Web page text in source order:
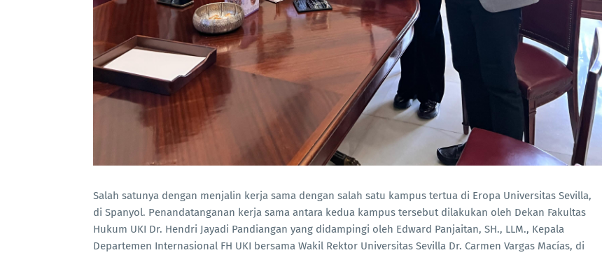
Salah satunya dengan menjalin kerja sama dengan salah satu kampus tertua di Eropa Universitas Sevilla,
di Spanyol. Penandatanganan kerja sama antara kedua kampus tersebut dilakukan oleh Dekan Fakultas
Hukum UKI Dr. Hendri Jayadi Pandiangan yang didampingi oleh Edward Panjaitan, SH., LLM., Kepala
Departemen Internasional FH UKI bersama Wakil Rektor Universitas Sevilla Dr. Carmen Vargas Macías, di